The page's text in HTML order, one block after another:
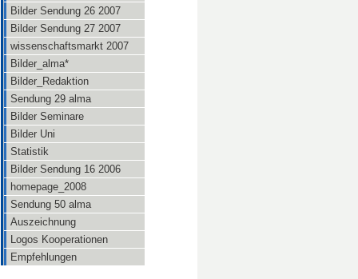
Bilder Sendung 26 2007
Bilder Sendung 27 2007
wissenschaftsmarkt 2007
Bilder_alma*
Bilder_Redaktion
Sendung 29 alma
Bilder Seminare
Bilder Uni
Statistik
Bilder Sendung 16 2006
homepage_2008
Sendung 50 alma
Auszeichnung
Logos Kooperationen
Empfehlungen